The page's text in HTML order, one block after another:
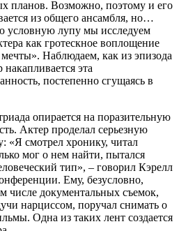
планов. Возможно, поэтому и его
из общего ансамбля, но…
условную лупу мы исследуем
как гротескное воплощение
Наблюдаем, как из эпизода
эта
постепенно сгущаясь в
опирается на поразительную
Актер проделал серьезную
«Я смотрел хронику, читал
мог о нем найти, пытался
тип», – говорил Кэрелл
Ему, безусловно,
числе документальных съемок,
нарциссом, поручал снимать о
Одна из таких лент создается